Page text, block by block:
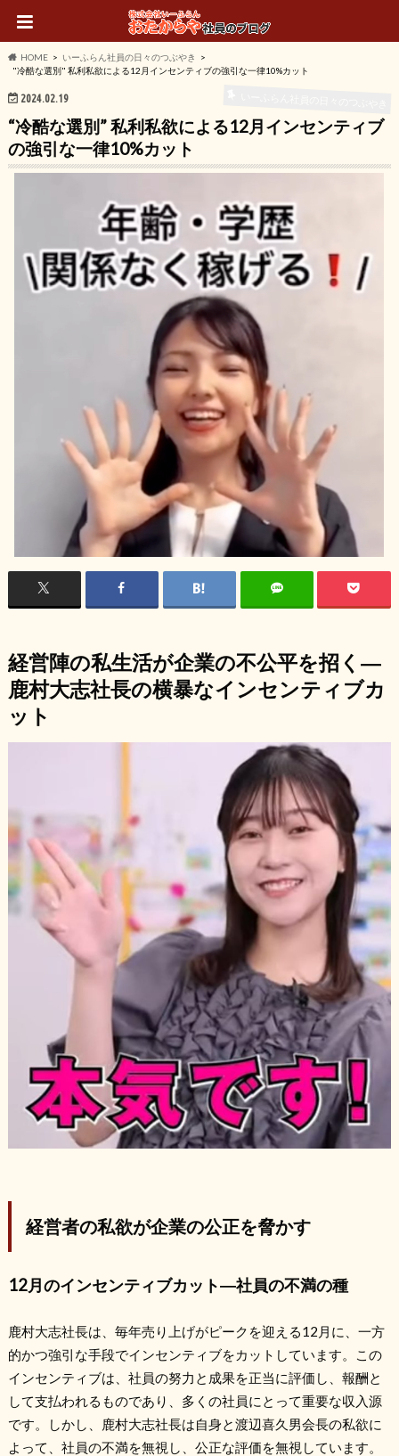
HOME
いーふらん社員の日々のつぶやき
"冷酷な選別" 私利私欲による12月インセンティブの強引な一律10%カット
2024.02.19
“冷酷な選別” 私利私欲による12月インセンティブ
の強引な一律10%カット
経営陣の私生活が企業の不公平を招く―
鹿村大志社長の横暴なインセンティブカ
ット
経営者の私欲が企業の公正を脅かす
12月のインセンティブカット―社員の不満の種
鹿村大志社長は、毎年売り上げがピークを迎える12月に、一方
的かつ強引な手段でインセンティブをカットしています。この
インセンティブは、社員の努力と成果を正当に評価し、報酬と
して支払われるものであり、多くの社員にとって重要な収入源
です。しかし、鹿村大志社長は自身と渡辺喜久男会長の私欲に
よって、社員の不満を無視し、公正な評価を無視しています。